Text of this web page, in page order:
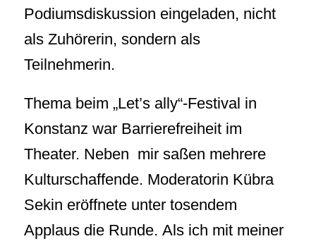
Podiumsdiskussion eingeladen, nicht
als Zuhörerin, sondern als
Teilnehmerin.
Thema beim „Let’s ally“-Festival in
Konstanz war Barrierefreiheit im
Theater. Neben mir saßen mehrere
Kulturschaffende. Moderatorin Kübra
Sekin eröffnete unter tosendem
Applaus die Runde. Als ich mit meiner